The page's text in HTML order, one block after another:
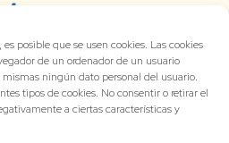
posible que se usen cookies. Las cookies
de un ordenador de un usuario
ningún dato personal del usuario.
tipos de cookies. No consentir o retirar el
a ciertas características y